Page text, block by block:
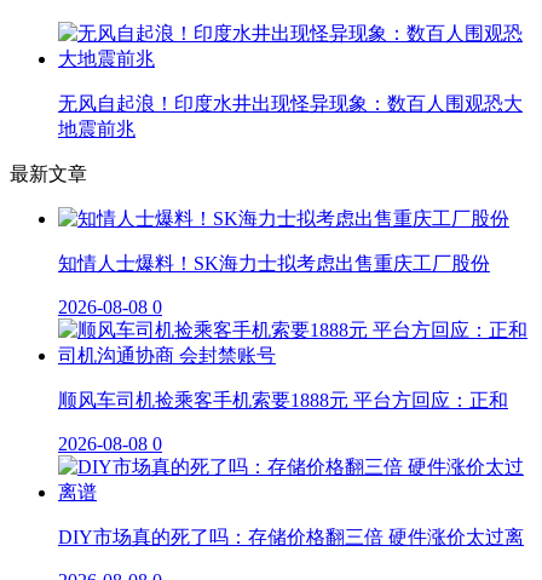
无风自起浪！印度水井出现怪异现象：数百人围观恐大
地震前兆
最新文章
知情人士爆料！SK海力士拟考虑出售重庆工厂股份
2026-08-08 0
顺风车司机捡乘客手机索要1888元 平台方回应：正和
2026-08-08 0
DIY市场真的死了吗：存储价格翻三倍 硬件涨价太过离